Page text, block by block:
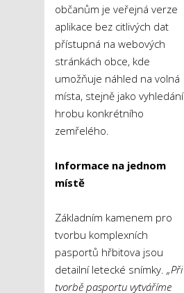
občanům je veřejná verze
aplikace bez citlivých dat
přístupná na webových
stránkách obce, kde
umožňuje náhled na volná
místa, stejně jako vyhledání
hrobu konkrétního
zemřelého.
Informace na jednom
místě
Základním kamenem pro
tvorbu komplexních
pasportů hřbitova jsou
detailní letecké snímky. „Při
tvorbě pasportu vytváříme